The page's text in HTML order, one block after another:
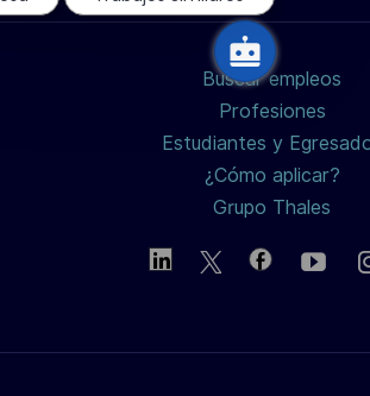
Facebooktwitter
/
X
Buscar empleos
Profesiones
Estudiantes y
¿Cómo aplicar?
Grupo Thales